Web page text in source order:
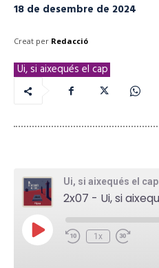
18 de desembre de 2024
Creat per Redacció
Ui, si aixequés el cap
Ui, si aixequés el cap
P
l
1x